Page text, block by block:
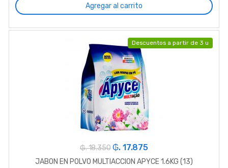
Agregar al carrito
Descuentos a partir de 3 u
₲. 18.350 ₲. 17.875
JABON EN POLVO MULTIACCION APYCE 1.6KG (13)